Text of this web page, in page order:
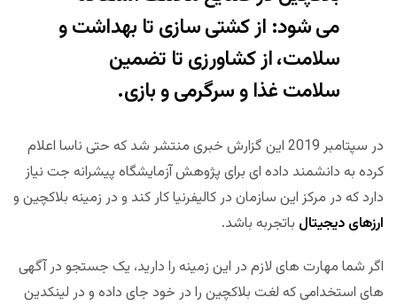
می شود: از کشتی سازی تا بهداشت و
سلامت، از کشاورزی تا تضمین
سلامت غذا و سرگرمی و بازی.
در سپتامبر 2019 این گزارش خبری منتشر شد که حتی ناسا اعلام
کرده به دانشمند داده ای برای پژوهش آزمایشگاه پیشرانه جت نیاز
دارد که در مرکز این سازمان در کالیفرنیا کار کند و در زمینه بلاکچین و
ارزهای دیجیتال باتجربه باشد.
اگر شما مهارت های لازم در این زمینه را دارید،‌ یک جستجو در آگهی
های استخدامی که لغت بلاکچین را در خود جای داده و در لینکدین